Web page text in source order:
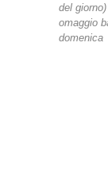
del
omaggio
domenica